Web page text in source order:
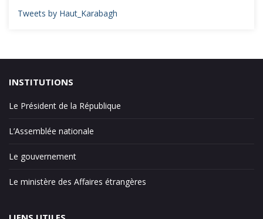
Tweets by Haut_Karabagh
INSTITUTIONS
Le Président de la République
L’Assemblée nationale
Le gouvernement
Le ministère des Affaires étrangères